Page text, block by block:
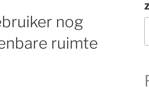
nog
ruimte